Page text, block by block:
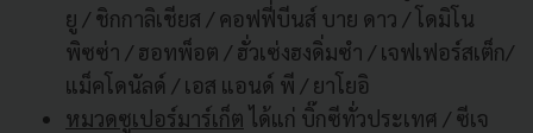
ยู / ชิกกาลิเชียส / คอฟฟี่บีนส์ บาย ดาว / โดมิโน
พิซซ่า / ฮอทพ็อต / ฮั่วเซ่งฮงดิ่มซำ / เจฟเฟอร์สเต็ก/
แม็คโดนัลด์ / เอส แอนด์ พี / ยาโยอิ
หมวดซูเปอร์มาร์เก็ต ได้แก่ บิ๊กซีทั่วประเทศ / ซีเจ